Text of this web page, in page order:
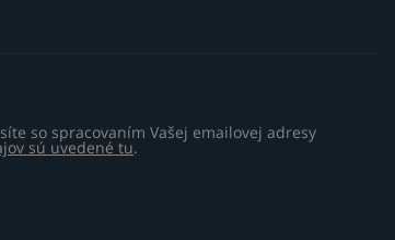
so spracovaním Vašej emailovej adresy
sú uvedené tu.